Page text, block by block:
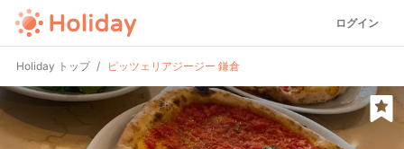
ログイン
Holiday トップ ピッツェリアジージー 鎌倉